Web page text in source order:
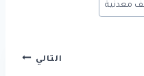
معدنية
التالي